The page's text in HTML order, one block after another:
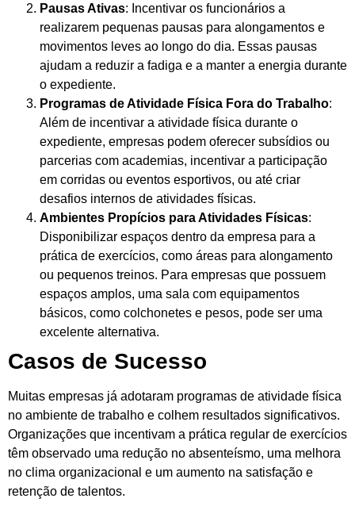
Pausas Ativas: Incentivar os funcionários a
realizarem pequenas pausas para alongamentos e
movimentos leves ao longo do dia. Essas pausas
ajudam a reduzir a fadiga e a manter a energia durante
o expediente.
Programas de Atividade Física Fora do Trabalho:
Além de incentivar a atividade física durante o
expediente, empresas podem oferecer subsídios ou
parcerias com academias, incentivar a participação
em corridas ou eventos esportivos, ou até criar
desafios internos de atividades físicas.
Ambientes Propícios para Atividades Físicas:
Disponibilizar espaços dentro da empresa para a
prática de exercícios, como áreas para alongamento
ou pequenos treinos. Para empresas que possuem
espaços amplos, uma sala com equipamentos
básicos, como colchonetes e pesos, pode ser uma
excelente alternativa.
Casos de Sucesso
Muitas empresas já adotaram programas de atividade física
no ambiente de trabalho e colhem resultados significativos.
Organizações que incentivam a prática regular de exercícios
têm observado uma redução no absenteísmo, uma melhora
no clima organizacional e um aumento na satisfação e
retenção de talentos.